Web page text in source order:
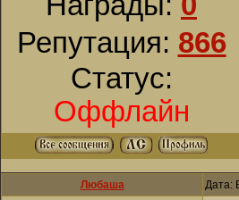
Репутация: 866
Статус:
Оффлайн
Любаша Дата: